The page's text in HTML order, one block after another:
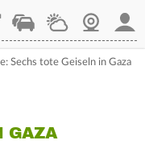
StaupilotWetterWebcam
Sechs tote Geiseln in Gaza
GAZA